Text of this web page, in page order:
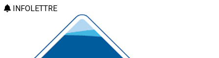
INFOLETTRE